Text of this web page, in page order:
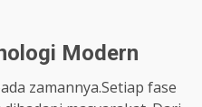
Modern
zamannya.Setiap fase